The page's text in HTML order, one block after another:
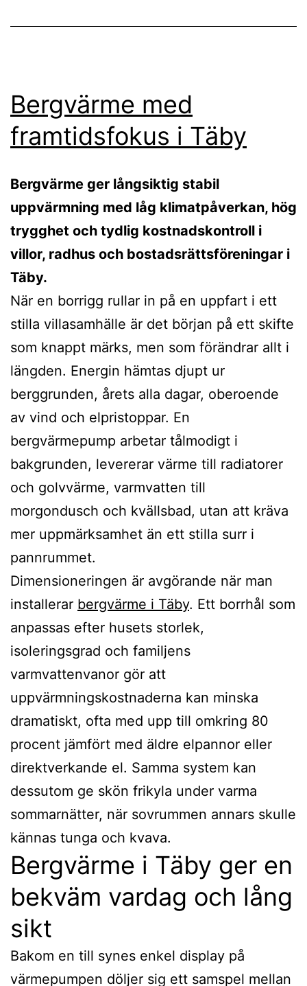
Bergvärme med
framtidsfokus i Täby
Bergvärme ger långsiktig stabil
uppvärmning med låg klimatpåverkan, hög
trygghet och tydlig kostnadskontroll i
villor, radhus och bostadsrättsföreningar i
Täby.
När en borrigg rullar in på en uppfart i ett
stilla villasamhälle är det början på ett skifte
som knappt märks, men som förändrar allt i
längden. Energin hämtas djupt ur
berggrunden, årets alla dagar, oberoende
av vind och elpristoppar. En
bergvärmepump arbetar tålmodigt i
bakgrunden, levererar värme till radiatorer
och golvvärme, varmvatten till
morgondusch och kvällsbad, utan att kräva
mer uppmärksamhet än ett stilla surr i
pannrummet.
Dimensioneringen är avgörande när man
installerar bergvärme i Täby. Ett borrhål som
anpassas efter husets storlek,
isoleringsgrad och familjens
varmvattenvanor gör att
uppvärmningskostnaderna kan minska
dramatiskt, ofta med upp till omkring 80
procent jämfört med äldre elpannor eller
direktverkande el. Samma system kan
dessutom ge skön frikyla under varma
sommarnätter, när sovrummen annars skulle
kännas tunga och kvava.
Bergvärme i Täby ger en
bekväm vardag och lång
sikt
Bakom en till synes enkel display på
värmepumpen döljer sig ett samspel mellan